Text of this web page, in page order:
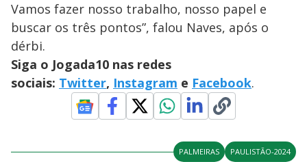
Vamos fazer nosso trabalho, nosso papel e
buscar os três pontos”, falou Naves, após o
dérbi.
Siga o Jogada10 nas redes
sociais: Twitter, Instagram e Facebook.
PALMEIRAS PAULISTÃO-2024